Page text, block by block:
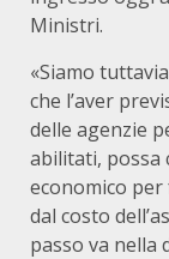
Ministri.
«Siamo
che l’aver
delle agenzie
abilitati,
economico
dal costo
passo va nella